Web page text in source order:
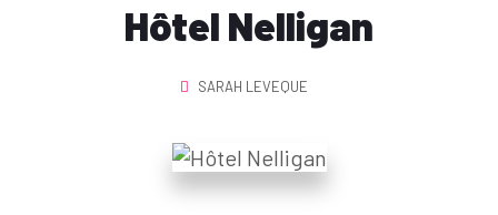
Hôtel Nelligan
SARAH LEVEQUE